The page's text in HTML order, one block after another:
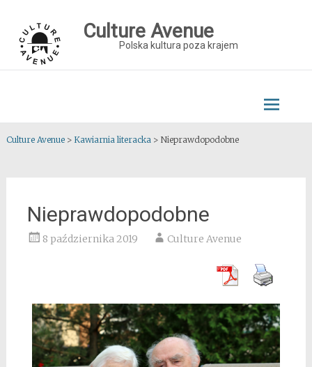
content
Culture Avenue
Polska kultura poza krajem
Culture Avenue> Kawiarnia literacka> Nieprawdopodobne
Nieprawdopodobne
8 października 2019 Culture Avenue